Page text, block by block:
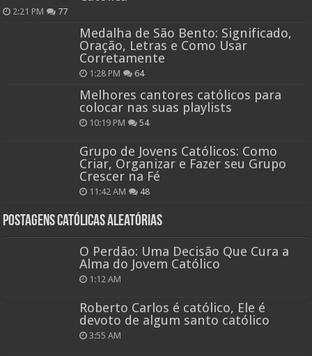
2:21 PM 77
Medalha de São Bento: Significado,
Oração, Letras e Como Usar
Corretamente
1:28 PM 64
Melhores cantores católicos para
colocar nas suas playlists
10:19 PM 54
Grupo de Jovens Católicos: Como
Criar, Organizar e Fazer seu Grupo
Crescer na Fé
11:42 AM 48
Postagens católicas aleatórias
O Perdão: Uma Decisão Que Cura a
Alma do Jovem Católico
1:12 AM
Roberto Carlos é católico, Ele é
devoto de algum santo católico
3:55 AM